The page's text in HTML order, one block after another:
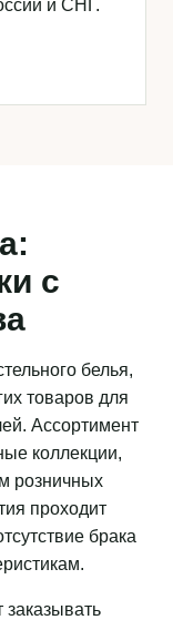
и СНГ.
с
белья,
товаров для
Ассортимент
коллекции,
розничных
проходит
брака
заказывать